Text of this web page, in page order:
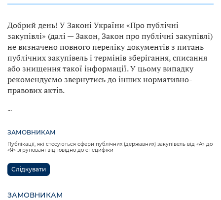
Добрий день! У Законі України «Про публічні
закупівлі» (далі — Закон, Закон про публічні закупівлі)
не визначено повного переліку документів з питань
публічних закупівель і термінів зберігання, списання
або знищення такої інформації. У цьому випадку
рекомендуємо звернутись до інших нормативно-
правових актів.
...
ЗАМОВНИКАМ
Публікації, які стосуються сфери публічних (державних) закупівель від «А» до
«Я» згруповані відповідно до специфіки
Слідкувати
ЗАМОВНИКАМ